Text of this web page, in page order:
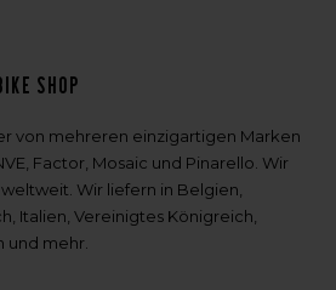
shop
von mehreren einzigartigen Marken
Factor, Mosaic und Pinarello. Wir
Wir liefern in Belgien,
Italien, Vereinigtes Königreich,
und mehr.